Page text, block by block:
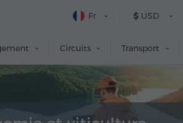
$ USD
Fr
Circuits Transport